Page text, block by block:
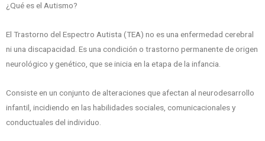
¿Qué es el Autismo?
El Trastorno del Espectro Autista (TEA) no es una enfermedad cerebral
ni una discapacidad. Es una condición o trastorno permanente de origen
neurológico y genético, que se inicia en la etapa de la infancia.
Consiste en un conjunto de alteraciones que afectan al neurodesarrollo
infantil, incidiendo en las habilidades sociales, comunicacionales y
conductuales del individuo.